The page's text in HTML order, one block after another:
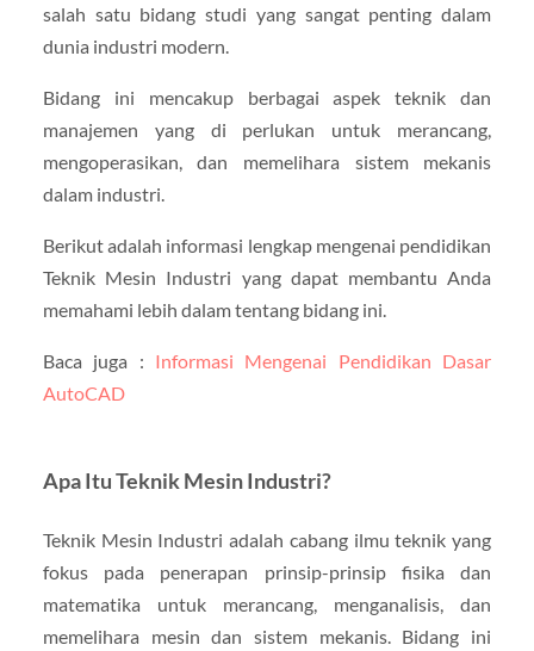
salah satu bidang studi yang sangat penting dalam
dunia industri modern.
Bidang ini mencakup berbagai aspek teknik dan
manajemen yang di perlukan untuk merancang,
mengoperasikan, dan memelihara sistem mekanis
dalam industri.
Berikut adalah informasi lengkap mengenai pendidikan
Teknik Mesin Industri yang dapat membantu Anda
memahami lebih dalam tentang bidang ini.
Baca juga : Informasi Mengenai Pendidikan Dasar
AutoCAD
Apa Itu Teknik Mesin Industri?
Teknik Mesin Industri adalah cabang ilmu teknik yang
fokus pada penerapan prinsip-prinsip fisika dan
matematika untuk merancang, menganalisis, dan
memelihara mesin dan sistem mekanis. Bidang ini